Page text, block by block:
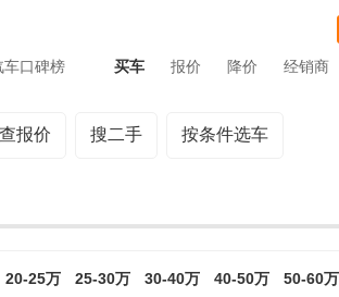
车口碑榜 买车 报价 降价 经销商
查报价 搜二手 按条件选车
20-25万 25-30万 30-40万 40-50万 50-60万